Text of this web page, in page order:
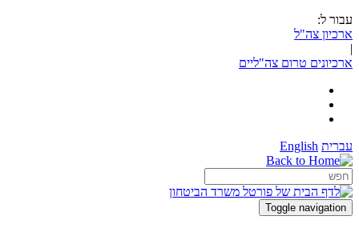
עבור ל:
ארכיון צה"ל
|
ארכיונים טרום צה"ליים
עברית English
Toggle navigation